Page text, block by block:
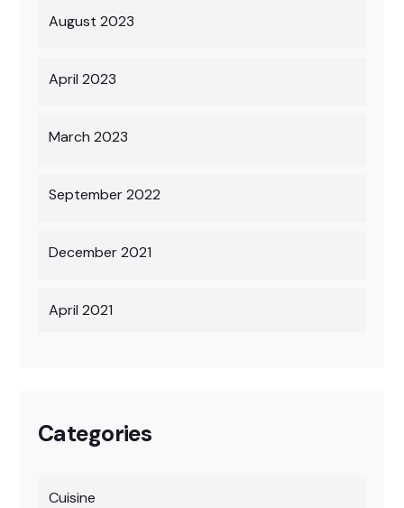
August 2023
April 2023
March 2023
September 2022
December 2021
April 2021
Categories
Cuisine